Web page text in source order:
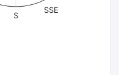
SSE
S